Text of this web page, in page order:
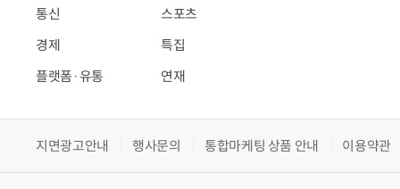
통신
경제
플랫폼·유통
스포츠
특집
연재
지면광고안내 행사문의 통합마케팅 상품 안내 이용약관